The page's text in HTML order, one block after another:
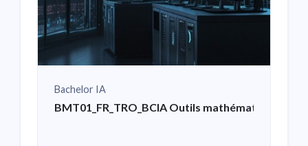
Bachelor IA
BMT01_FR_TRO_BCIA Outils mathématiques